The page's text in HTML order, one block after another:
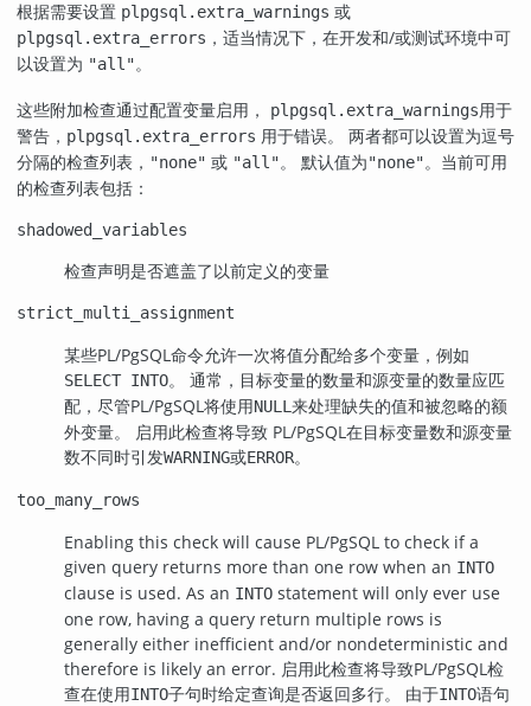
根据需要设置 plpgsql.extra_warnings 或
plpgsql.extra_errors ，适当情况下，在开发和/或测试环境中可
以设置为 "all"。
这些附加检查通过配置变量启用， plpgsql.extra_warnings用于
警告， plpgsql.extra_errors 用于错误。 两者都可以设置为逗号
分隔的检查列表， "none" 或 "all"。 默认值为"none"。当前可用
的检查列表包括：
shadowed_variables
检查声明是否遮盖了以前定义的变量
strict_multi_assignment
某些PL/PgSQL命令允许一次将值分配给多个变量，例如
SELECT INTO。 通常，目标变量的数量和源变量的数量应匹
配，尽管PL/PgSQL将使用NULL 来处理缺失的值和被忽略的额
外变量。 启用此检查将导致 PL/PgSQL在目标变量数和源变量
数不同时引发WARNING或ERROR。
too_many_rows
Enabling this check will cause PL/PgSQL to check if a
given query returns more than one row when an INTO
clause is used. As an INTO statement will only ever use
one row, having a query return multiple rows is
generally either inefficient and/or nondeterministic and
therefore is likely an error. 启用此检查将导致PL/PgSQL 检
查在使用INTO子句时给定查询是否返回多行。 由于INTO语句